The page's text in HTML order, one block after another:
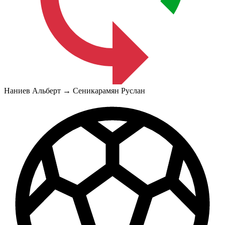
Наниев Альберт → Сеникарамян Руслан